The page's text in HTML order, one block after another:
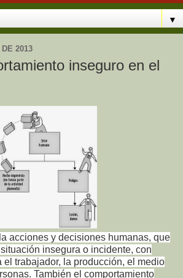
▼
2013
inseguro en el
acciones y decisiones humanas, que
insegura o incidente, con
el trabajador, la producción, el medio
También el comportamiento